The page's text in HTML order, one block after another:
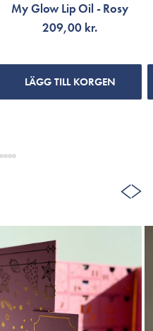
My Glow Lip Oil - Rosy
209,00 kr.
LÄGG TILL KORGEN